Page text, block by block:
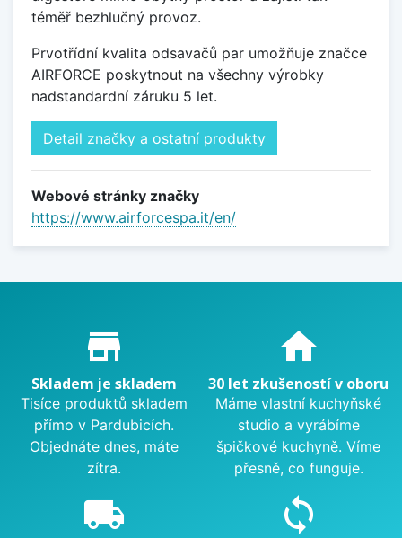
téměř bezhlučný provoz.
Prvotřídní kvalita odsavačů par umožňuje značce
AIRFORCE poskytnout na všechny výrobky
nadstandardní záruku 5 let.
Detail značky a ostatní produkty
Webové stránky značky
https://www.airforcespa.it/en/
Proč nakupovat u nás?
store_mall_directory
Skladem je skladem
Tisíce produktů skladem
přímo v Pardubicích.
Objednáte dnes, máte
zítra.
home
30 let zkušeností v oboru
Máme vlastní kuchyňské
studio a vyrábíme
špičkové kuchyně. Víme
přesně, co funguje.
local_shipping sync